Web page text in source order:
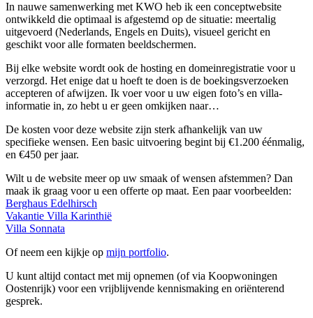
In nauwe samenwerking met KWO heb ik een conceptwebsite
ontwikkeld die optimaal is afgestemd op de situatie: meertalig
uitgevoerd (Nederlands, Engels en Duits), visueel gericht en
geschikt voor alle formaten beeldschermen.
Bij elke website wordt ook de hosting en domeinregistratie voor u
verzorgd. Het enige dat u hoeft te doen is de boekingsverzoeken
accepteren of afwijzen. Ik voer voor u uw eigen foto’s en villa-
informatie in, zo hebt u er geen omkijken naar…
De kosten voor deze website zijn sterk afhankelijk van uw
specifieke wensen. Een basic uitvoering begint bij €1.200 éénmalig,
en €450 per jaar.
Wilt u de website meer op uw smaak of wensen afstemmen? Dan
maak ik graag voor u een offerte op maat. Een paar voorbeelden:
Berghaus Edelhirsch
Vakantie Villa Karinthië
Villa Sonnata
Of neem een kijkje op mijn portfolio.
U kunt altijd contact met mij opnemen (of via Koopwoningen
Oostenrijk) voor een vrijblijvende kennismaking en oriënterend
gesprek.